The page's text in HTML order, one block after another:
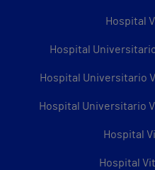
Hospital
Hospital
Hospital Universitario
Hospital Universitario
Hospital
Hospital